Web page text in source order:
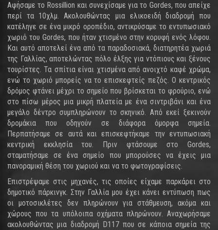
Αφήσαμε το Rossillion και συνεχίσαμε για το Gordes, που απείχε
περί τα 10χλμ. Ακολουθώντας μια ελικοειδή διαδρομή που
κατέληγε σε ένα μικρό οροπέδιο, αντικρύσαμε το εντυπωσιακό
χωριό του Gordes, που ήταν χτισμένο στην κορυφή ενός λόφου.
Και αυτό αποτελεί ένα από τα παραδοσιακά, διατηρητέα χωριά
της Γαλλίας, αποτελώντας πόλο έλξης για ντόπιους και ξένους
τουρίστες. Τα σπίτια είναι χτισμένα από ανοιχτό καφέ χρώμα,
ενώ το χωριό μπορείς να το επισκεφτείς πεζός. Ο κεντρικός
δρόμος φτάνει μέχρι το σημείο που βρίσκεται το φρούριο, ενώ
στο πίσω μέρος μια μικρή πλατεία με ένα σιντριβάνι και ένα
μεγάλο δέντρο συμπληρώνουν το σκηνικό. Από εκεί ξεκινούν
δρομάκια που οδηγούν σε διάφορα όμορφα σημεία.
Περπατήσαμε σε αυτά και επισκεφτήκαμε την εντυπωσιακή
κεντρική εκκλησία του. Πριν φτάσουμε στο Gordes,
σταματήσαμε σε ένα σημείο που μπορούσες να έχεις μια
πανοραμική θέση του χωριού και να το φωτογραφίσεις.
Επιστρέψαμε στις μηχανές, τις οποίες είχαμε παρκάρει στο
δημοτικό πάρκινγκ. Στην Γαλλία μου έχει κάνει εντύπωση πως
οι μοτοσικλέτες δεν πληρώνουν για στάθμευση, ακόμα και
χώρους που τα υπόλοιπα οχήματα πληρώνουν. Αναχωρήσαμε
ακολουθώντας μια διαδρομή D117 που σε κάποια σημεία της